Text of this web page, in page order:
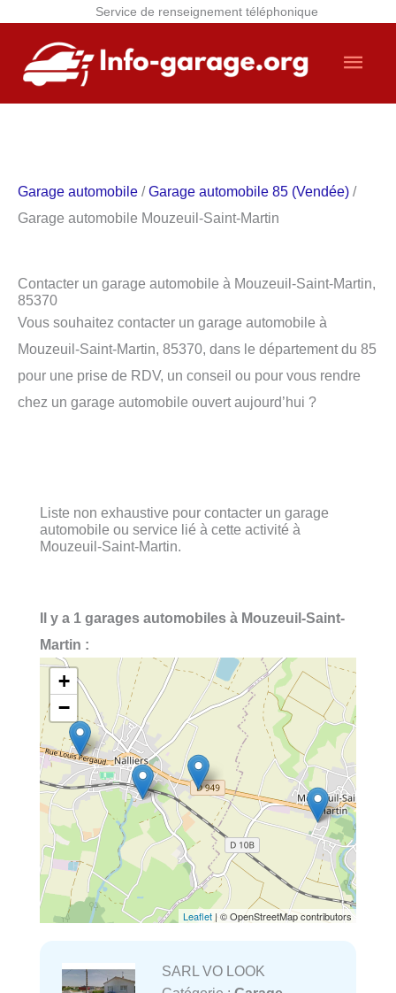
Service de renseignement téléphonique
contenu
Garage automobile /Garage automobile 85 (Vendée) /
Garage automobile Mouzeuil-Saint-Martin
Contacter un garage automobile à Mouzeuil-Saint-Martin,
85370
Vous souhaitez contacter un garage automobile à
Mouzeuil-Saint-Martin, 85370, dans le département du 85
pour une prise de RDV, un conseil ou pour vous rendre
chez un garage automobile ouvert aujourd’hui ?
Liste non exhaustive pour contacter un garage
automobile ou service lié à cette activité à
Mouzeuil-Saint-Martin.
Il y a 1 garages automobiles à Mouzeuil-Saint-
Martin :
+
−
Leaflet | © OpenStreetMap contributors
SARL VO LOOK